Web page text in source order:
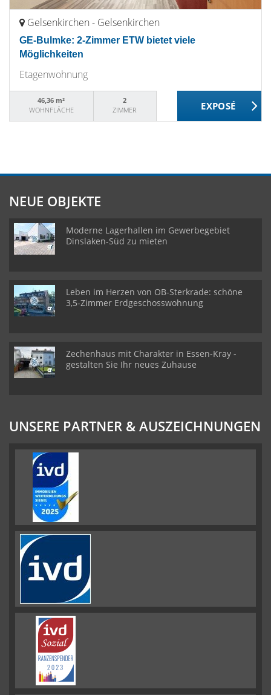
Gelsenkirchen - Gelsenkirchen
GE-Bulmke: 2-Zimmer ETW bietet viele
Möglichkeiten
Etagenwohnung
46,36 m²
WOHNFLÄCHE
2
ZIMMER
NEUE OBJEKTE
Moderne Lagerhallen im Gewerbegebiet
Dinslaken-Süd zu mieten
Leben im Herzen von OB-Sterkrade: schöne
3,5-Zimmer Erdgeschosswohnung
Zechenhaus mit Charakter in Essen-Kray -
gestalten Sie Ihr neues Zuhause
UNSERE PARTNER & AUSZEICHNUNGEN